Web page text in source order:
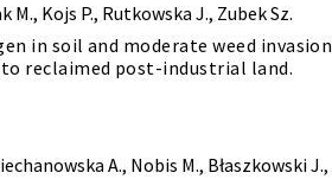
M., Kojs P., Rutkowska J., Zubek Sz.
in soil and moderate weed invasion
reclaimed post-industrial land.
A., Nobis M., Błaszkowski J.,